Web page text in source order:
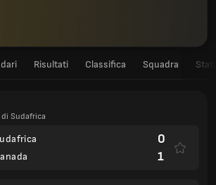
Risultati Classifica Squadra
Sudafrica
0
1